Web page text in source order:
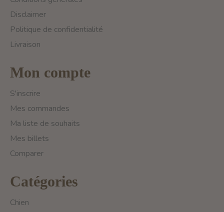
Disclaimer
Politique de confidentialité
Livraison
Mon compte
S'inscrire
Mes commandes
Ma liste de souhaits
Mes billets
Comparer
Catégories
Chien